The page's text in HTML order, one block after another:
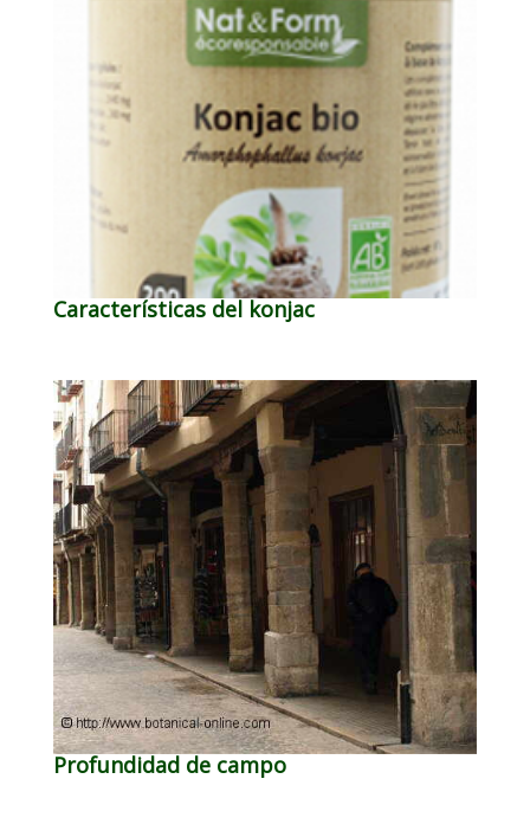
Características del konjac
Profundidad de campo